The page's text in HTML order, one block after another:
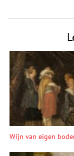
Wijn van eigen